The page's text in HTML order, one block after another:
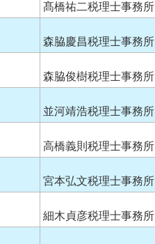
髙橋祐二税理士事務所
森脇慶昌税理士事務所
森脇俊樹税理士事務所
並河靖浩税理士事務所
高橋義則税理士事務所
宮本弘文税理士事務所
細木貞彦税理士事務所